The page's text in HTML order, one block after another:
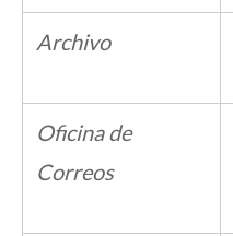
Archivo
Oficina de
Correos